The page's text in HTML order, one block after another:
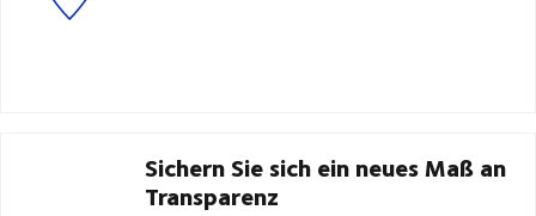
Sichern Sie sich ein neues Maß an
Transparenz